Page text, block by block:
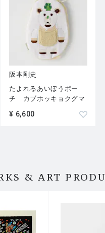
阪本剛史
たよれるあいぼうポー
チ カブホッキョクグマ
¥ 6,600
& ART